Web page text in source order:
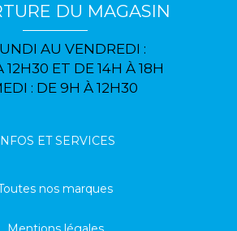
DU MAGASIN
AU VENDREDI :
12H30 ET DE 14H À 18H
: DE 9H À 12H30
ET SERVICES
nos marques